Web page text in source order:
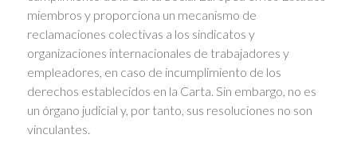
miembros y proporciona un mecanismo de
reclamaciones colectivas a los sindicatos y
organizaciones internacionales de trabajadores y
empleadores, en caso de incumplimiento de los
derechos establecidos en la Carta. Sin embargo, no es
un órgano judicial y, por tanto, sus resoluciones no son
vinculantes.